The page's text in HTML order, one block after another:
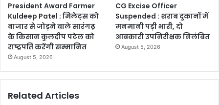
President Award Farmer
Kuldeep Patel : मिलेट्स को
बाजार से जोड़ने वाले सारंगढ़
के किसान कुलदीप पटेल को
राष्ट्रपति करेंगी सम्मानित
August 5, 2026
CG Excise Officer
Suspended : शराब दुकानों में
मनमानी पड़ी भारी, दो
आबकारी उपनिरीक्षक निलंबित
August 5, 2026
Related Articles